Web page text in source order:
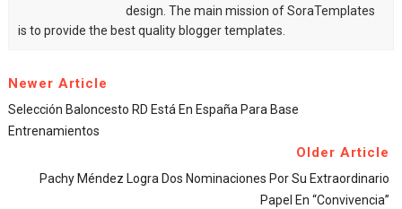
design. The main mission of SoraTemplates
is to provide the best quality blogger templates.
Newer Article
Selección Baloncesto RD Está En España Para Base
Entrenamientos
Older Article
Pachy Méndez Logra Dos Nominaciones Por Su Extraordinario
Papel En “Convivencia”